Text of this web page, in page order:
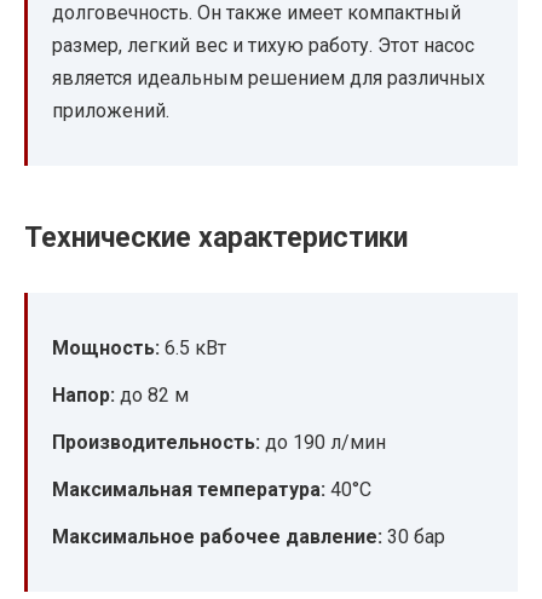
долговечность. Он также имеет компактный
размер, легкий вес и тихую работу. Этот насос
является идеальным решением для различных
приложений.
Технические характеристики
Мощность: 6.5 кВт
Напор: до 82 м
Производительность: до 190 л/мин
Максимальная температура: 40°C
Максимальное рабочее давление: 30 бар